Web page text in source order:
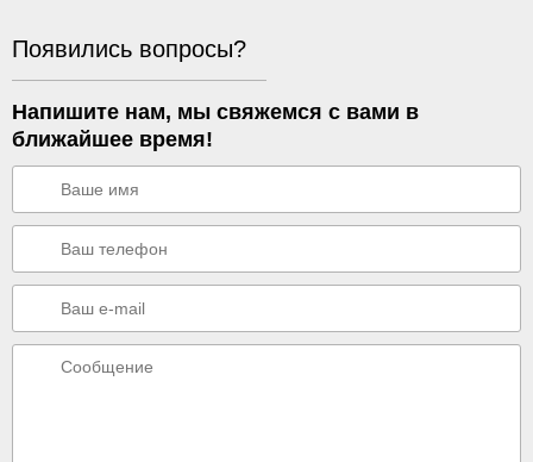
Появились вопросы?
Напишите нам, мы свяжемся с вами в
ближайшее время!